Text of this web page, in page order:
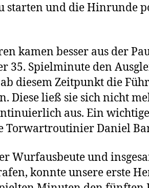
starten und die Hinrunde
kamen besser aus der
35. Spielminute den
diesem Zeitpunkt die
Diese ließ sie sich nicht
aus. Ein
Torwartroutinier Daniel
Wurfausbeute und
konnte unsere erste